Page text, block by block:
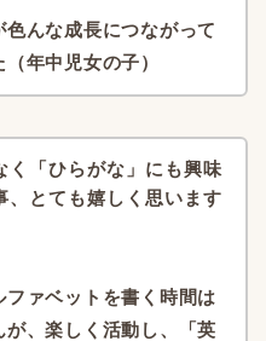
色んな成長につながって
年中児女の子）
く「ひらがな」にも興味
とても嬉しく思います
ファベットを書く時間は
が、楽しく活動し、「英